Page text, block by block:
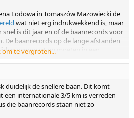
Lodowa in Tomaszów Mazowiecki de
wat niet erg indrukwekkend is, maar
snel is dit jaar en of de baanrecords voor
De baanrecords op de lange afstanden
neergezet en moeten in een
worden, vorig jaar waren hier de
M), dus de korte stayersafstanden
niet met een sterk internationaal veld
Sáblíková(Tsjechisch
2019/2020 in september 2019)
om te vergroten...
duidelijk de snellere baan. Dit komt
een internationale 3/5 km is verreden
die baanrecords staan niet zo